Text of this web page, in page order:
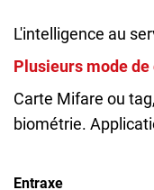
L'intelligence au
Plusieurs mode
Carte Mifare ou
biométrie.
Entraxe